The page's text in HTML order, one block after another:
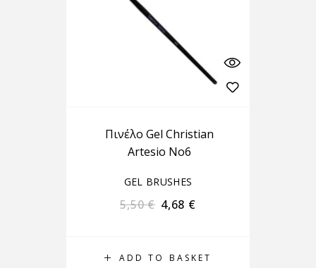
ADD TO BASKET
Πινέλο Gel Christian
Artesio No6
GEL BRUSHES
5,50€ 4,68 €